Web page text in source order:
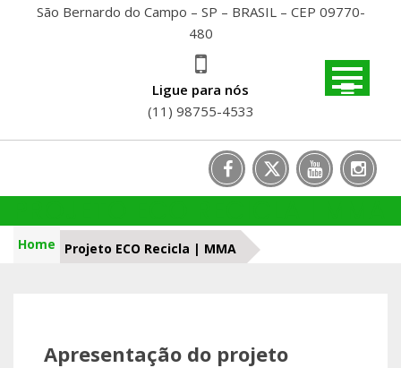
São Bernardo do Campo – SP – BRASIL – CEP 09770-
480
Ligue para nós
(11) 98755-4533
Home Projeto ECO Recicla | MMA
Apresentação do projeto